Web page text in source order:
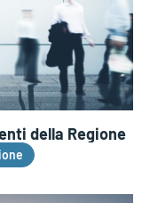
della Regione